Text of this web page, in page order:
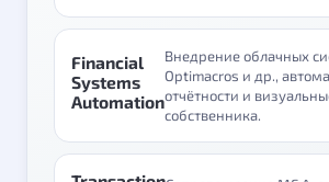
Financial
Systems
Automation
Внедрение облачных
Optimacros и др.,
отчётности и
собственника.